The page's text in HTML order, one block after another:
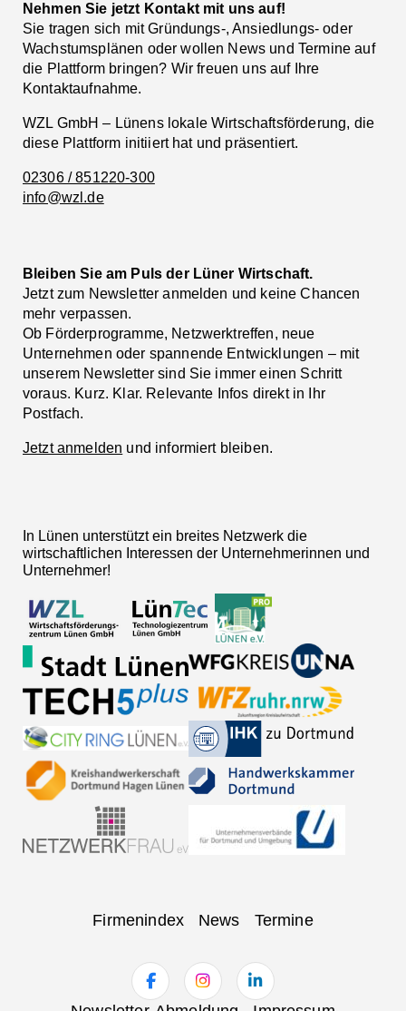
Nehmen Sie jetzt Kontakt mit uns auf!
Sie tragen sich mit Gründungs-, Ansiedlungs- oder
Wachstumsplänen oder wollen News und Termine auf
die Plattform bringen? Wir freuen uns auf Ihre
Kontaktaufnahme.
WZL GmbH – Lünens lokale Wirtschaftsförderung, die
diese Plattform initiiert hat und präsentiert.
02306 / 851220-300
info@wzl.de
Bleiben Sie am Puls der Lüner Wirtschaft.
Jetzt zum Newsletter anmelden und keine Chancen
mehr verpassen.
Ob Förderprogramme, Netzwerktreffen, neue
Unternehmen oder spannende Entwicklungen – mit
unserem Newsletter sind Sie immer einen Schritt
voraus. Kurz. Klar. Relevante Infos direkt in Ihr
Postfach.
Jetzt anmelden und informiert bleiben.
In Lünen unterstützt ein breites Netzwerk die
wirtschaftlichen Interessen der Unternehmerinnen und
Unternehmer!
Firmenindex News Termine